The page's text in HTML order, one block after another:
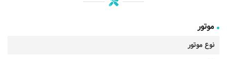
موتور
نوع موتور